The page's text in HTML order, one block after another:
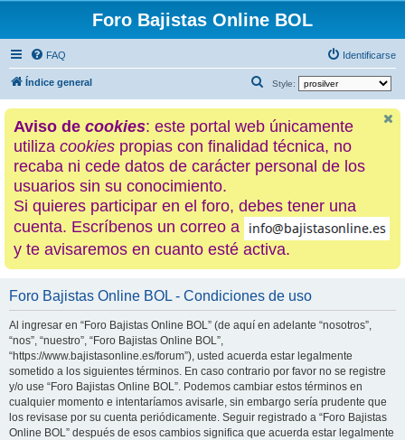
Foro Bajistas Online BOL
FAQ Identificarse
Índice general Style:
u
c
a
Aviso de cookies: este portal web únicamente
utiliza cookies propias con finalidad técnica, no
recaba ni cede datos de carácter personal de los
usuarios sin su conocimiento.
Si quieres participar en el foro, debes tener una
cuenta. Escríbenos un correo a
y te avisaremos en cuanto esté activa.
Foro Bajistas Online BOL - Condiciones de uso
Al ingresar en “Foro Bajistas Online BOL” (de aquí en adelante “nosotros”,
“nos”, “nuestro”, “Foro Bajistas Online BOL”,
“https://www.bajistasonline.es/forum”), usted acuerda estar legalmente
sometido a los siguientes términos. En caso contrario por favor no se registre
y/o use “Foro Bajistas Online BOL”. Podemos cambiar estos términos en
cualquier momento e intentaríamos avisarle, sin embargo sería prudente que
los revisase por su cuenta periódicamente. Seguir registrado a “Foro Bajistas
Online BOL” después de esos cambios significa que acuerda estar legalmente